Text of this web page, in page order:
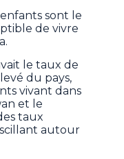
sont le
de vivre
le taux de
du pays,
vivant dans
et le
taux
autour